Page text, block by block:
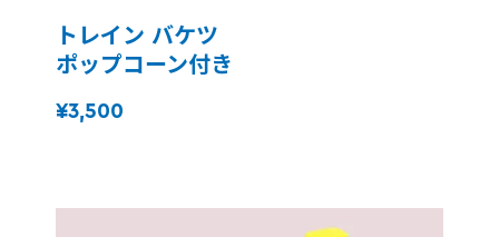
トレイン バケツ
ポップコーン付き
¥3,500